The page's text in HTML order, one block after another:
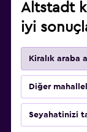
Altstadt
iyi
Kiralık araba
Diğer
Seyahatinizi